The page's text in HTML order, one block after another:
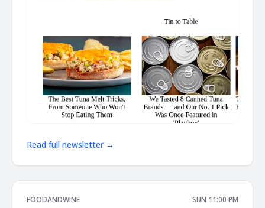
Read full newsletter →
FOODANDWINE SUN 11:00 PM